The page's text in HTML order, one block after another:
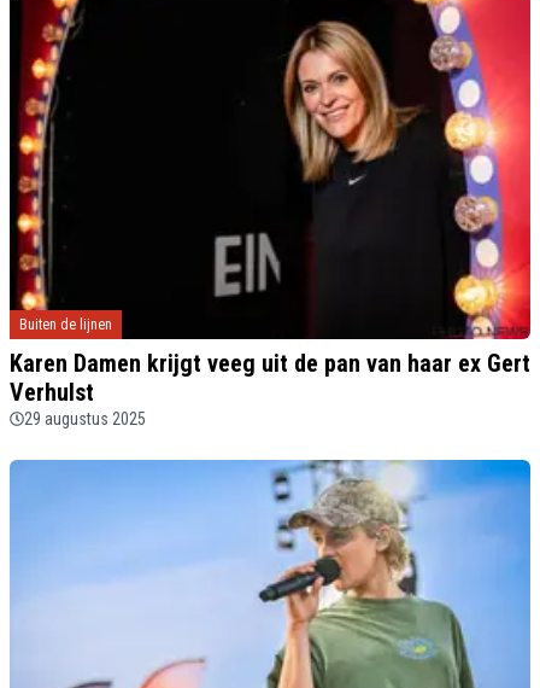
Buiten de lijnen
Karen Damen krijgt veeg uit de pan van haar ex Gert
Verhulst
29 augustus 2025